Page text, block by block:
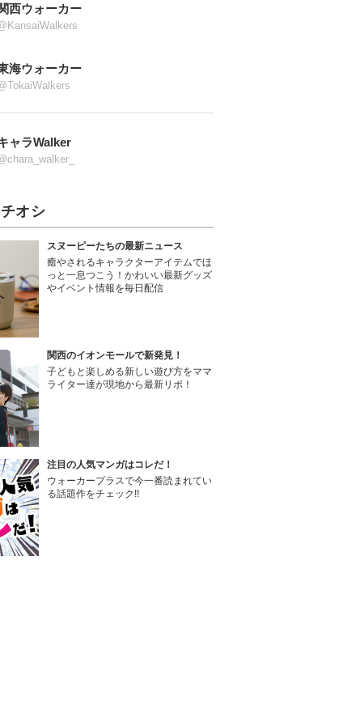
西ウォーカー
海ウォーカー
ャラWalker
オシ
スヌーピーたちの最新ニュース
癒やされるキャラクターアイテムでほ
っと一息つこう！かわいい最新グッズ
やイベント情報を毎日配信
関西のイオンモールで新発見！
子どもと楽しめる新しい遊び方をママ
ライター達が現地から最新リポ！
注目の人気マンガはコレだ！
ウォーカープラスで今一番読まれてい
る話題作をチェック!!